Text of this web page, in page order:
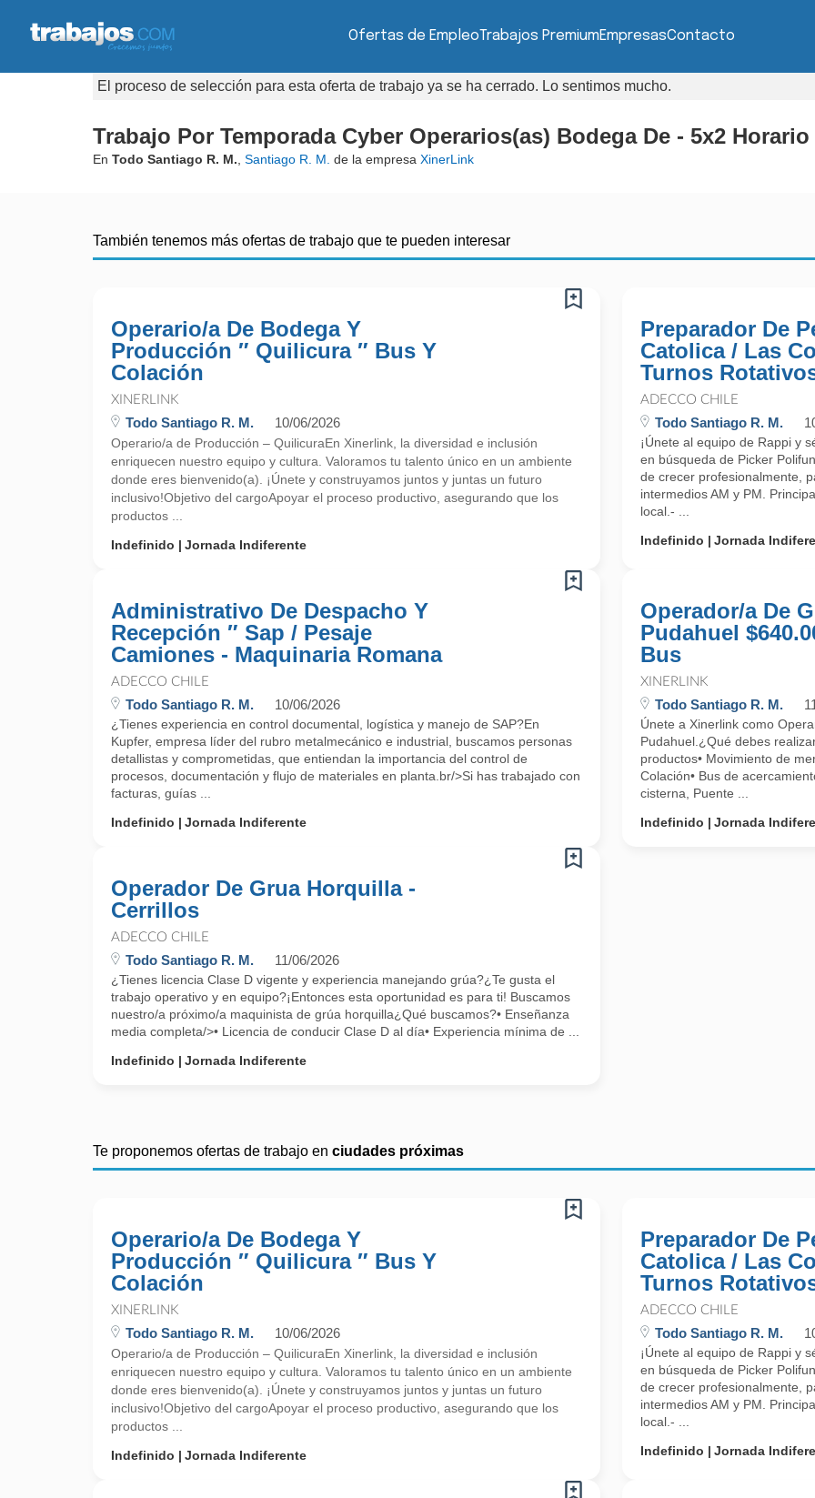
Ofertas de EmpleoTrabajos PremiumEmpresasContacto
El proceso de selección para esta oferta de trabajo ya se ha cerrado. Lo sentimos mucho.
Trabajo Por Temporada Cyber Operarios(as) Bodega De - 5x2
En Todo Santiago R. M. Santiago R. M. de la empresa XinerLink
También tenemos más ofertas de trabajo que te pueden interesar
Operario/a De Bodega Y
Producción ″ Quilicura ″ Bus Y
Colación
XINERLINK
Todo Santiago R. M. 10/06/2026
Operario/a de Producción – QuilicuraEn Xinerlink, la diversidad e inclusión
enriquecen nuestro equipo y cultura. Valoramos tu talento único en un ambiente
donde eres bienvenido(a). ¡Únete y construyamos juntos y juntas un futuro
inclusivo!Objetivo del cargoApoyar el proceso productivo, asegurando que los
productos ...
Indefinido
Jornada Indiferente
Preparador De
Catolica / Las
Turnos
ADECCO CHILE
Todo Santiago R. M.
¡Únete al equipo de Rappi y
en búsqueda de Picker
de crecer profesionalmente,
intermedios AM y PM.
local.- ...
Indefinido
Jornada
Administrativo De Despacho Y
Recepción ″ Sap / Pesaje
Camiones - Maquinaria Romana
ADECCO CHILE
Todo Santiago R. M. 10/06/2026
¿Tienes experiencia en control documental, logística y manejo de SAP?En
Kupfer, empresa líder del rubro metalmecánico e industrial, buscamos personas
detallistas y comprometidas, que entiendan la importancia del control de
procesos, documentación y flujo de materiales en planta.br/>Si has trabajado con
facturas, guías ...
Indefinido
Jornada Indiferente
Operador/a De
Pudahuel
Bus
XINERLINK
Todo Santiago R. M.
Únete a Xinerlink como
Pudahuel.¿Qué debes
productos• Movimiento de
Colación• Bus de
cisterna, Puente ...
Indefinido
Jornada
Operador De Grua Horquilla -
Cerrillos
ADECCO CHILE
Todo Santiago R. M. 11/06/2026
¿Tienes licencia Clase D vigente y experiencia manejando grúa?¿Te gusta el
trabajo operativo y en equipo?¡Entonces esta oportunidad es para ti! Buscamos
nuestro/a próximo/a maquinista de grúa horquilla¿Qué buscamos?• Enseñanza
media completa/>• Licencia de conducir Clase D al día• Experiencia mínima de ...
Indefinido
Jornada Indiferente
Te proponemos ofertas de trabajo en ciudades próximas
Operario/a De Bodega Y
Producción ″ Quilicura ″ Bus Y
Colación
XINERLINK
Todo Santiago R. M. 10/06/2026
Operario/a de Producción – QuilicuraEn Xinerlink, la diversidad e inclusión
enriquecen nuestro equipo y cultura. Valoramos tu talento único en un ambiente
donde eres bienvenido(a). ¡Únete y construyamos juntos y juntas un futuro
inclusivo!Objetivo del cargoApoyar el proceso productivo, asegurando que los
productos ...
Indefinido
Jornada Indiferente
Preparador De
Catolica / Las
Turnos
ADECCO CHILE
Todo Santiago R. M.
¡Únete al equipo de Rappi y
en búsqueda de Picker
de crecer profesionalmente,
intermedios AM y PM.
local.- ...
Indefinido
Jornada